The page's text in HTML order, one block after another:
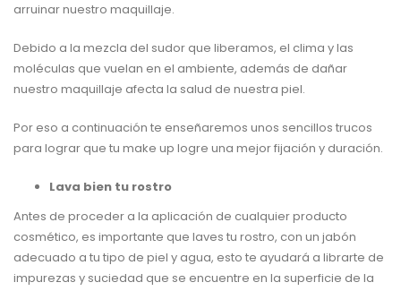
arruinar nuestro maquillaje.
Debido a la mezcla del sudor que liberamos, el clima y las
moléculas que vuelan en el ambiente, además de dañar
nuestro maquillaje afecta la salud de nuestra piel.
Por eso a continuación te enseñaremos unos sencillos trucos
para lograr que tu make up logre una mejor fijación y duración.
Lava bien tu rostro
Antes de proceder a la aplicación de cualquier producto
cosmético, es importante que laves tu rostro, con un jabón
adecuado a tu tipo de piel y agua, esto te ayudará a librarte de
impurezas y suciedad que se encuentre en la superficie de la